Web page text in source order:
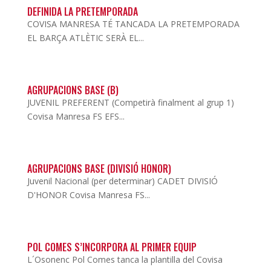
DEFINIDA LA PRETEMPORADA
COVISA MANRESA TÉ TANCADA LA PRETEMPORADA
EL BARÇA ATLÈTIC SERÀ EL...
AGRUPACIONS BASE (B)
JUVENIL PREFERENT (Competirà finalment al grup 1)
Covisa Manresa FS EFS...
AGRUPACIONS BASE (DIVISIÓ HONOR)
Juvenil Nacional (per determinar) CADET DIVISIÓ
D'HONOR Covisa Manresa FS...
POL COMES S’INCORPORA AL PRIMER EQUIP
L´Osonenc Pol Comes tanca la plantilla del Covisa